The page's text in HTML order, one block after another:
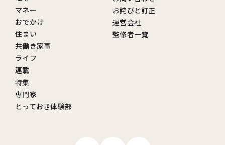
マネー
おでかけ
住まい
共働き家事
ライフ
連載
特集
専門家
とっておき体験部
お詫びと訂正
運営会社
監修者一覧